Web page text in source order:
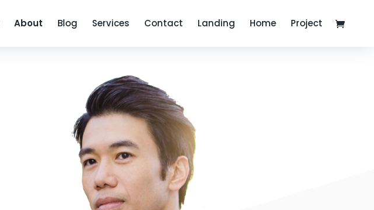
About Blog Services Contact Landing Home Project